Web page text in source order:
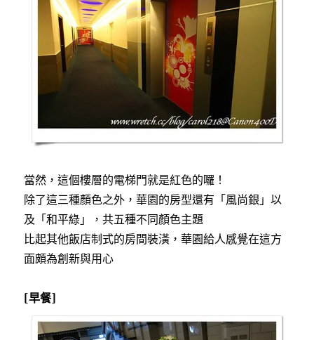
當然，這個樓層的電梯門就是紅色的囉！
除了這三種顏色之外，華園的房型還有「風尚銀」以
及「和平綠」，共五種不同顏色主題
比起其他飯店制式的房間裝潢，華園給人感覺在這方
面頗為創新與用心
[早餐]